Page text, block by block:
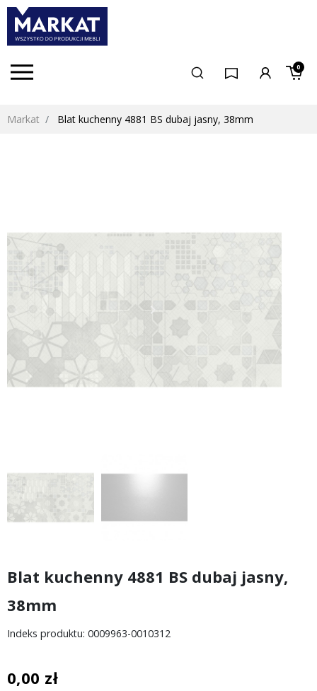
0
Markat Blat kuchenny 4881 BS dubaj jasny, 38mm
Poprzedni
keyboard_arrow_left Następny
keyboard_arrow_right
Blat kuchenny 4881 BS dubaj jasny,
38mm
Indeks produktu: 0009963-0010312
0,00 zł